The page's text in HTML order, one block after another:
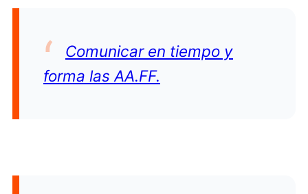
Comunicar en tiempo y
forma las AA.FF.